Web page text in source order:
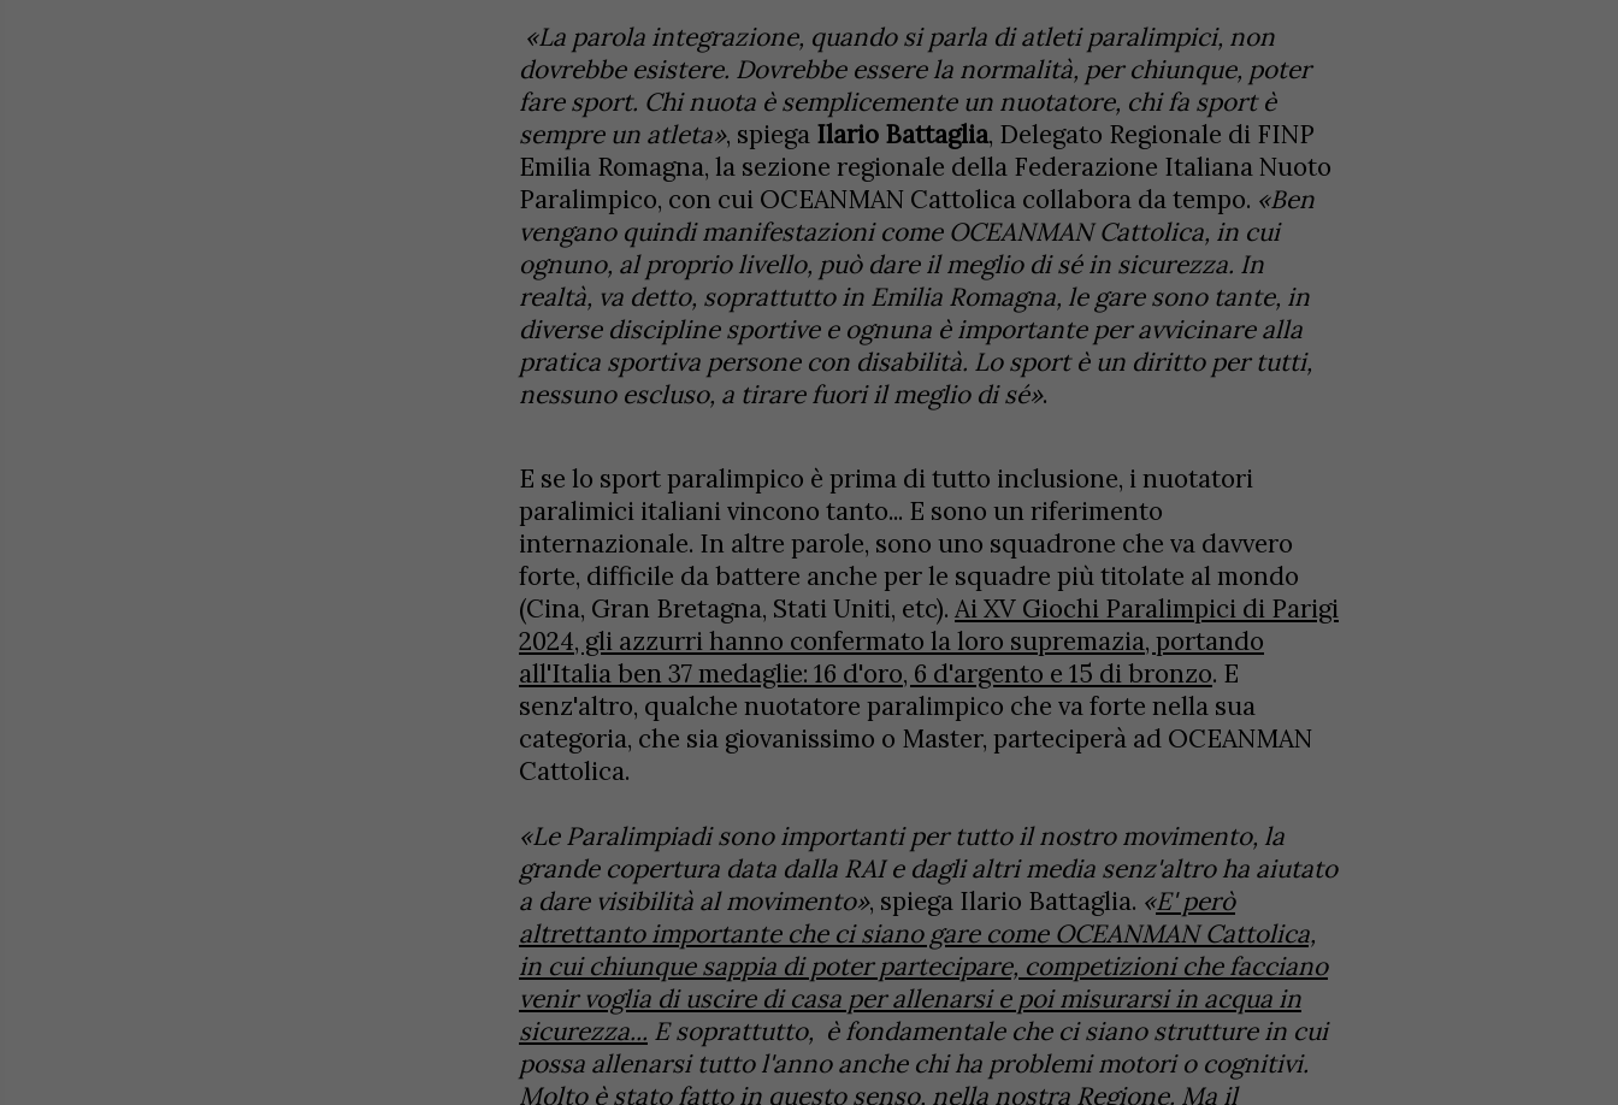
«La parola integrazione, quando si parla di atleti paralimpici, non
dovrebbe esistere. Dovrebbe essere la normalità, per chiunque, poter
fare sport. Chi nuota è semplicemente un nuotatore, chi fa sport è
sempre un atleta», spiega Ilario Battaglia, Delegato Regionale di FINP
Emilia Romagna, la sezione regionale della Federazione Italiana Nuoto
Paralimpico, con cui OCEANMAN Cattolica collabora da tempo. «Ben
vengano quindi manifestazioni come OCEANMAN Cattolica, in cui
ognuno, al proprio livello, può dare il meglio di sé in sicurezza. In
realtà, va detto, soprattutto in Emilia Romagna, le gare sono tante, in
diverse discipline sportive e ognuna è importante per avvicinare alla
pratica sportiva persone con disabilità. Lo sport è un diritto per tutti,
nessuno escluso, a tirare fuori il meglio di sé».
E se lo sport paralimpico è prima di tutto inclusione, i nuotatori
paralimici italiani vincono tanto... E sono un riferimento
internazionale. In altre parole, sono uno squadrone che va davvero
forte, difficile da battere anche per le squadre più titolate al mondo
(Cina, Gran Bretagna, Stati Uniti, etc). Ai XV Giochi Paralimpici di Parigi
2024, gli azzurri hanno confermato la loro supremazia, portando
all'Italia ben 37 medaglie: 16 d'oro, 6 d'argento e 15 di bronzo. E
senz'altro, qualche nuotatore paralimpico che va forte nella sua
categoria, che sia giovanissimo o Master, parteciperà ad OCEANMAN
Cattolica.
«Le Paralimpiadi sono importanti per tutto il nostro movimento, la
grande copertura data dalla RAI e dagli altri media senz'altro ha aiutato
a dare visibilità al movimento», spiega Ilario Battaglia. «E' però
altrettanto importante che ci siano gare come OCEANMAN Cattolica,
in cui chiunque sappia di poter partecipare, competizioni che facciano
venir voglia di uscire di casa per allenarsi e poi misurarsi in acqua in
sicurezza... E soprattutto, è fondamentale che ci siano strutture in cui
possa allenarsi tutto l'anno anche chi ha problemi motori o cognitivi.
Molto è stato fatto in questo senso, nella nostra Regione. Ma il